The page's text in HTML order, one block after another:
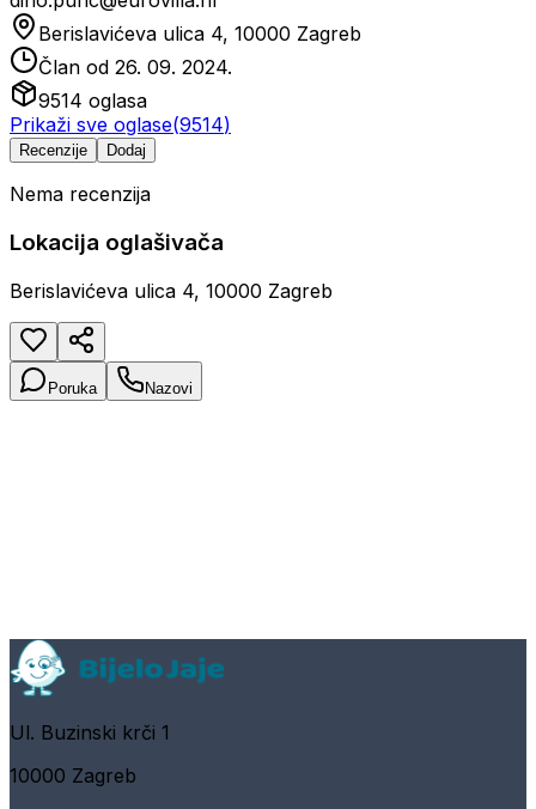
Berislavićeva ulica 4, 10000 Zagreb
Član od 26. 09. 2024.
9514 oglasa
Prikaži sve oglase(9514)
Recenzije Dodaj
Nema recenzija
Lokacija oglašivača
Berislavićeva ulica 4, 10000 Zagreb
Poruka Nazovi
Ul. Buzinski krči 1
10000 Zagreb